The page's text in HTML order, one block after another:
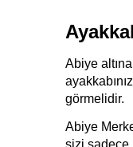
Abiye
görmelidir.
Abiye
sizi sadece